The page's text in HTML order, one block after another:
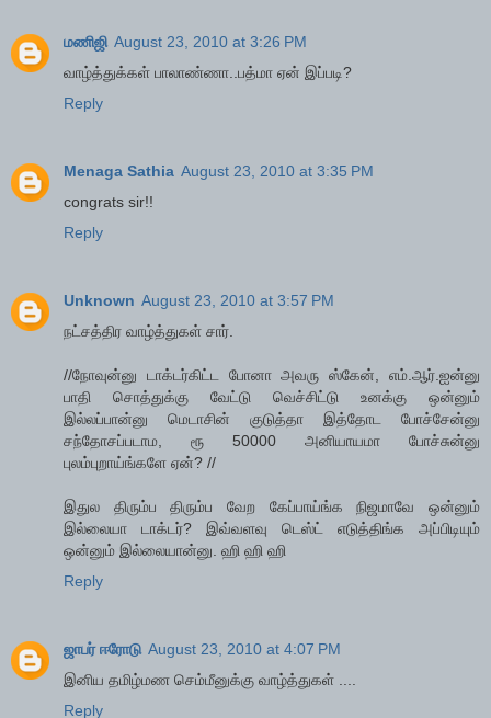
மணிஜி August 23, 2010 at 3:26 PM
வாழ்த்துக்கள் பாலாண்ணா..பத்மா ஏன் இப்படி?
Reply
Menaga Sathia August 23, 2010 at 3:35 PM
congrats sir!!
Reply
Unknown August 23, 2010 at 3:57 PM
நட்சத்திர வாழ்த்துகள் சார்.
//நோவுன்னு டாக்டர்கிட்ட போனா அவரு ஸ்கேன், எம்.ஆர்.ஐன்னு
பாதி சொத்துக்கு வேட்டு வெச்சிட்டு உனக்கு ஒன்னும்
இல்லப்பான்னு மெடாசின் குடுத்தா இத்தோட போச்சேன்னு
சந்தோசப்படாம, ரூ 50000 அனியாயமா போச்சுன்னு
புலம்புறாய்ங்களே ஏன்? //
இதுல திரும்ப திரும்ப வேற கேப்பாய்ங்க நிஜமாவே ஒன்னும்
இல்லையா டாக்டர்? இவ்வளவு டெஸ்ட் எடுத்திங்க அப்பிடியும்
ஒன்னும் இல்லையான்னு. ஹி ஹி ஹி
Reply
ஜாபர் ஈரோடு August 23, 2010 at 4:07 PM
இனிய தமிழ்மண செம்மீனுக்கு வாழ்த்துகள் ....
Reply